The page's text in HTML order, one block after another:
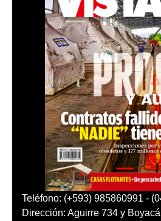
Teléfono: (+593) 985860991 -
Dirección: Aguirre 734 y